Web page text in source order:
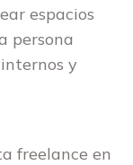
espacios
persona
y
freelance en